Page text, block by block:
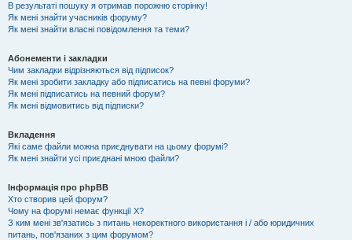
В результаті пошуку я отримав порожню сторінку!
Як мені знайти учасників форуму?
Як мені знайти власні повідомлення та теми?
Абонементи і закладки
Чим закладки відрізняються від підписок?
Як мені зробити закладку або підписатись на певні форуми?
Як мені підписатись на певний форум?
Як мені відмовитись від підписки?
Вкладення
Які саме файли можна приєднувати на цьому форумі?
Як мені знайти усі приєднані мною файли?
Інформація про phpBB
Хто створив цей форум?
Чому на форумі немає функції X?
З ким мені зв'язатись з питань некоректного використання і / або юридичних
питань, пов'язаних з цим форумом?